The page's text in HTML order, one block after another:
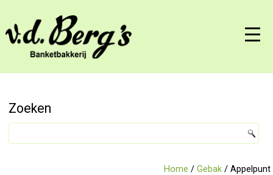
Zoeken
Home / Gebak/ Appelpunt